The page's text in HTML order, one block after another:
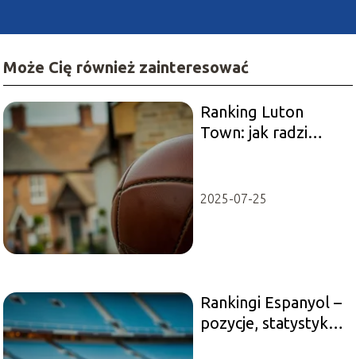
Może Cię również zainteresować
Ranking Luton
Town: jak radzi
2025-07-25
Rankingi Espanyol –
pozycje, statystyki,